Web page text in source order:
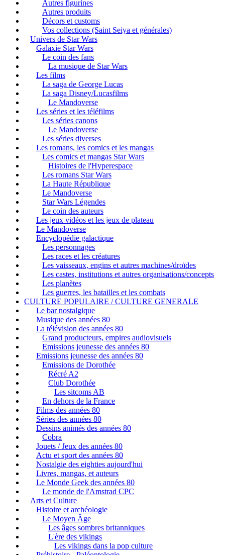
Autres figurines
Autres produits
Décors et customs
Vos collections (Saint Seiya et générales)
Univers de Star Wars
Galaxie Star Wars
Le coin des fans
La musique de Star Wars
Les films
La saga de George Lucas
La saga Disney/Lucasfilms
Le Mandoverse
Les séries et les téléfilms
Les séries canons
Le Mandoverse
Les séries diverses
Les romans, les comics et les mangas
Les comics et mangas Star Wars
Histoires de l'Hyperespace
Les romans Star Wars
La Haute République
Le Mandoverse
Star Wars Légendes
Le coin des auteurs
Les jeux vidéos et les jeux de plateau
Le Mandoverse
Encyclopédie galactique
Les personnages
Les races et les créatures
Les vaisseaux, engins et autres machines/droïdes
Les castes, institutions et autres organisations/concepts
Les planètes
Les guerres, les batailles et les combats
CULTURE POPULAIRE / CULTURE GENERALE
Le bar nostalgique
Musique des années 80
La télévision des années 80
Grand producteurs, empires audiovisuels
Emissions jeunesse des années 80
Emissions jeunesse des années 80
Emissions de Dorothée
Récré A2
Club Dorothée
Les sitcoms AB
En dehors de la France
Films des années 80
Séries des années 80
Dessins animés des années 80
Cobra
Jouets / Jeux des années 80
Actu et sport des années 80
Nostalgie des eighties aujourd'hui
Livres, mangas, et auteurs
Le Monde Geek des années 80
Le monde de l'Amstrad CPC
Arts et Culture
Histoire et archéologie
Le Moyen Âge
Les âges sombres britanniques
L'ère des vikings
Les vikings dans la pop culture